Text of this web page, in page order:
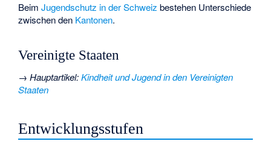
BeimJugendschutz in der Schweiz bestehen Unterschiede
zwischen den Kantonen.
Vereinigte Staaten
→Hauptartikel:Kindheit und Jugend in den Vereinigten
Staaten
Entwicklungsstufen